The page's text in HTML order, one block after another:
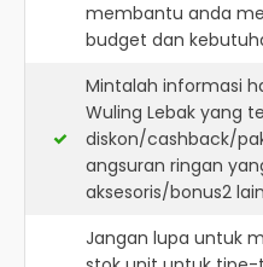
membantu anda
budget dan
Mintalah informasi
Wuling Lebak yang
diskon/cashback/
angsuran ringan
aksesoris/bonus2
Jangan lupa untuk